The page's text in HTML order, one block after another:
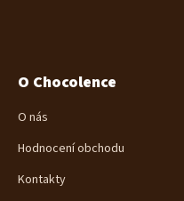
O Chocolence
O nás
Hodnocení obchodu
Kontakty